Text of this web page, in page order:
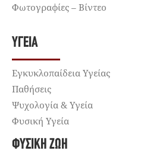
Φωτογραφίες – Βίντεο
ΥΓΕΊΑ
Εγκυκλοπαίδεια Υγείας
Παθήσεις
Ψυχολογία & Υγεία
Φυσική Υγεία
ΦΥΣΙΚΉ ΖΩΉ